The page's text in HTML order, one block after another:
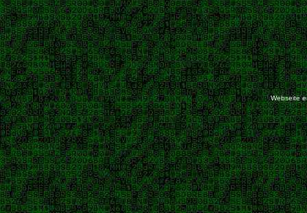
Webseite